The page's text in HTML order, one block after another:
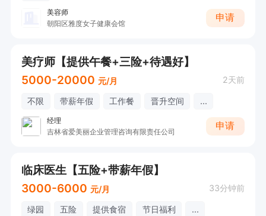
美容师
朝阳区雅度女子健康会馆
申请
美疗师【提供午餐+三险+待遇好】
5000-20000 元/月 2天前
不限 带薪年假 工作餐 晋升空间 ...
经理
吉林省爱美丽企业管理咨询有限责任公司
申请
临床医生【五险+带薪年假】
3000-6000 元/月 33分钟前
绿园 五险 提供食宿 节日福利 ...